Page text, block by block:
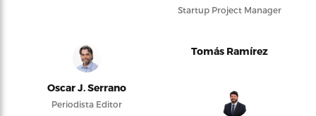
Startup Project Manager
Oscar J. Serrano
Periodista Editor
Tomás Ramírez